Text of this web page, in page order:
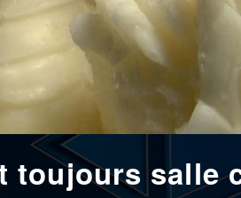
toujours salle